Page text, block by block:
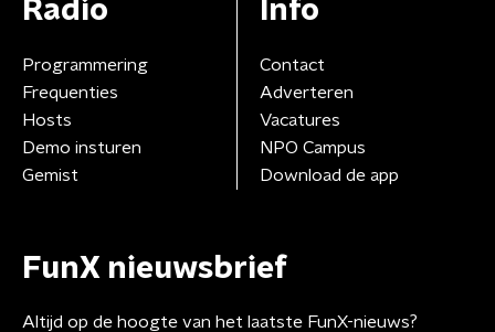
Radio
Programmering
Frequenties
Hosts
Demo insturen
Gemist
Info
Contact
Adverteren
Vacatures
NPO Campus
Download de app
FunX nieuwsbrief
Altijd op de hoogte van het laatste FunX-nieuws?